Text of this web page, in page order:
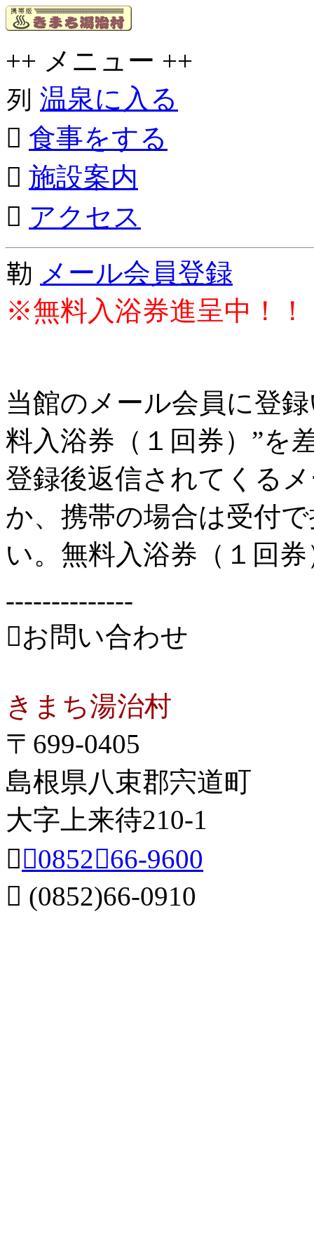
++ メニュー ++
列 温泉に入る
 食事をする
 施設案内
 アクセス
勒 メール会員登録
※無料入浴券進呈中！！
当館のメール会員に登
料入浴券（１回券）”を
登録後返信されてくる
か、携帯の場合は受付
い。無料入浴券（１回
--------------
お問い合わせ
きまち湯治村
〒699-0405
島根県八束郡宍道町
大字上来待210-1
（0852）66-9600
 (0852)66-0910